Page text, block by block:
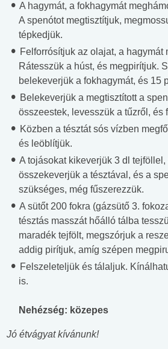
A hagymát, a fokhagymát
A spenótot megtisztítjuk,
tépkedjük.
Felforrósítjuk az olajat, a hagymát
Rátesszük a húst, és megpirítjuk.
belekeverjük a fokhagymát, és 15
Belekeverjük a megtisztított a
összeestek, levesszük a tűzről, és
Közben a tésztát sós vízben
és leöblítjük.
A tojásokat kikeverjük 3 dl tejföllel,
összekeverjük a tésztával, és a
szükséges, még fűszerezzük.
A sütőt 200 fokra (gázsütő 3.
tésztás masszát hőálló tálba
maradék tejfölt, megszórjuk a
addig pirítjuk, amíg szépen
Felszeleteljük és tálaljuk.
is.
Nehézség: közepes
Jó étvágyat kívánunk!